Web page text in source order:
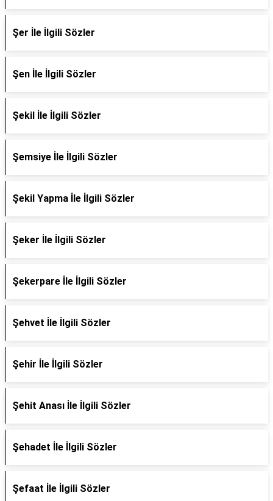
Şer İle İlgili Sözler
Şen İle İlgili Sözler
Şekil İle İlgili Sözler
Şemsiye İle İlgili Sözler
Şekil Yapma İle İlgili Sözler
Şeker İle İlgili Sözler
Şekerpare İle İlgili Sözler
Şehvet İle İlgili Sözler
Şehir İle İlgili Sözler
Şehit Anası İle İlgili Sözler
Şehadet İle İlgili Sözler
Şefaat İle İlgili Sözler